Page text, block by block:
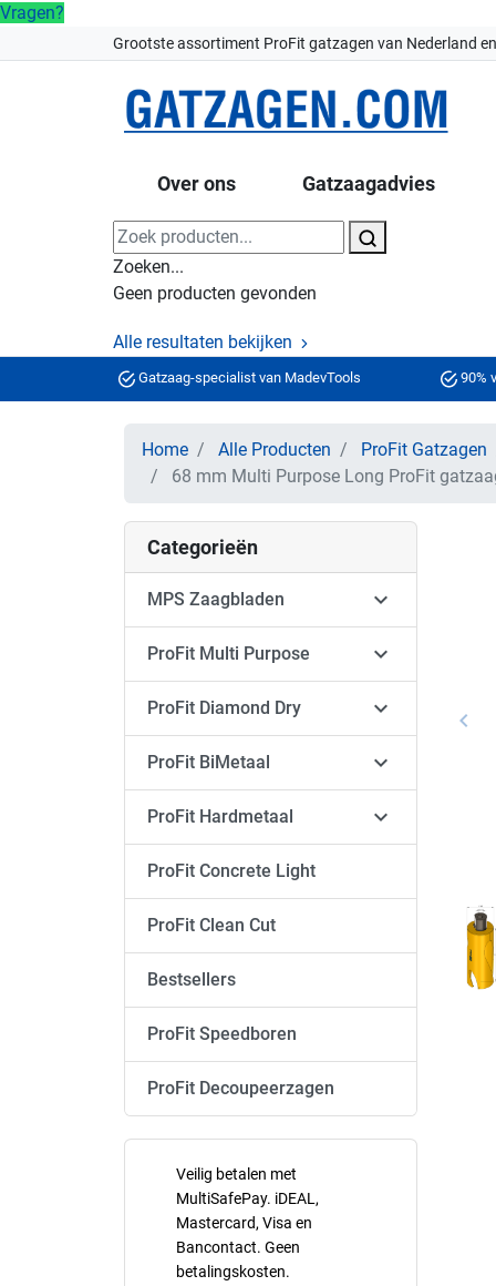
Vragen?
Grootste assortiment ProFit gatzagen van Nederland
Over ons Gatzaagadvies
Zoeken...
Geen producten gevonden
Alle resultaten bekijken
Gatzaag-specialist van MadevTools 90%
Home Alle Producten ProFit Gatzagen
68 mm Multi Purpose Long ProFit
Categorieën
MPS Zaagbladen 
ProFit Multi Purpose 
ProFit Diamond Dry 
ProFit BiMetaal 
ProFit Hardmetaal 
ProFit Concrete Light
ProFit Clean Cut
Bestsellers
ProFit Speedboren
ProFit Decoupeerzagen
Veilig betalen met
MultiSafePay. iDEAL,
Mastercard, Visa en
Bancontact. Geen
betalingskosten.
keyboard_arrow_left